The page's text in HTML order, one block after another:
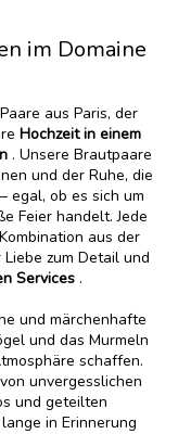
im Domaine
aus Paris, der
Hochzeit in einem
. Unsere Brautpaare
und der Ruhe, die
egal, ob es sich um
Feier handelt. Jede
aus der
zum Detail und
Services.
und märchenhafte
und das Murmeln
schaffen.
unvergesslichen
und geteilten
in Erinnerung